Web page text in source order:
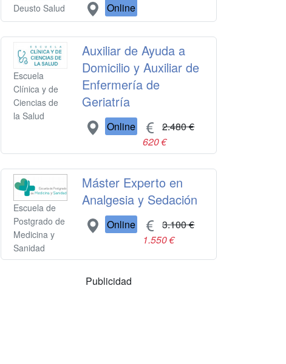
Deusto Salud Online
Escuela
Clínica y de
Ciencias de
la Salud
Auxiliar de Ayuda a
Domicilio y Auxiliar de
Enfermería de
Geriatría
Online
2.480 €
620 €
Escuela de
Postgrado de
Medicina y
Sanidad
Máster Experto en
Analgesia y Sedación
Online
3.100 €
1.550 €
Publicidad